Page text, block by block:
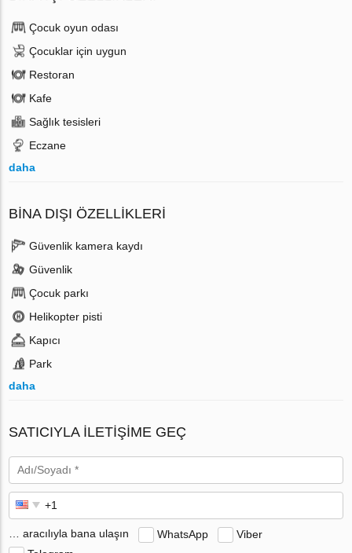
Çocuk oyun odası
Çocuklar için uygun
Restoran
Kafe
Sağlık tesisleri
Eczane
daha
BINA DIŞI ÖZELLIKLERI
Güvenlik kamera kaydı
Güvenlik
Çocuk parkı
Helikopter pisti
Kapıcı
Park
daha
SATICIYLA ILETIŞIME GEÇ
… aracılıyla bana ulaşın WhatsApp
Viber